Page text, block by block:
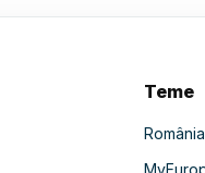
Teme
România